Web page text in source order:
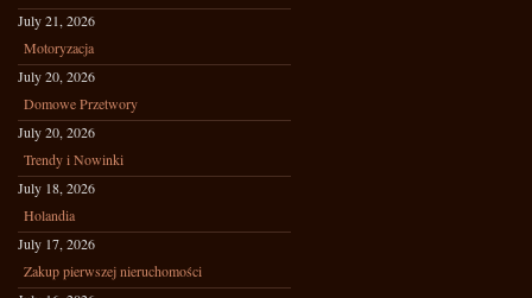
July 21, 2026
Motoryzacja
July 20, 2026
Domowe Przetwory
July 20, 2026
Trendy i Nowinki
July 18, 2026
Holandia
July 17, 2026
Zakup pierwszej nieruchomości